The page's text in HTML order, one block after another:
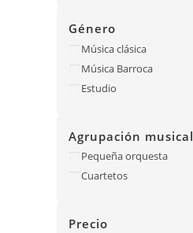
Género
Música clásica
Música Barroca
Estudio
Agrupación musical
Pequeña orquesta
Cuartetos
Precio